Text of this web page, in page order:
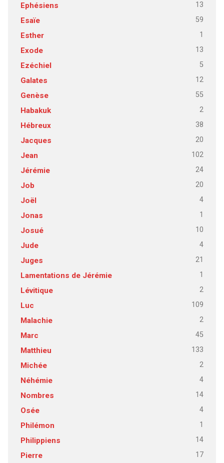
Ephésiens 13
Esaïe 59
Esther 1
Exode 13
Ezéchiel 5
Galates 12
Genèse 55
Habakuk 2
Hébreux 38
Jacques 20
Jean 102
Jérémie 24
Job 20
Joël 4
Jonas 1
Josué 10
Jude 4
Juges 21
Lamentations de Jérémie 1
Lévitique 2
Luc 109
Malachie 2
Marc 45
Matthieu 133
Michée 2
Néhémie 4
Nombres 14
Osée 4
Philémon 1
Philippiens 14
Pierre 17